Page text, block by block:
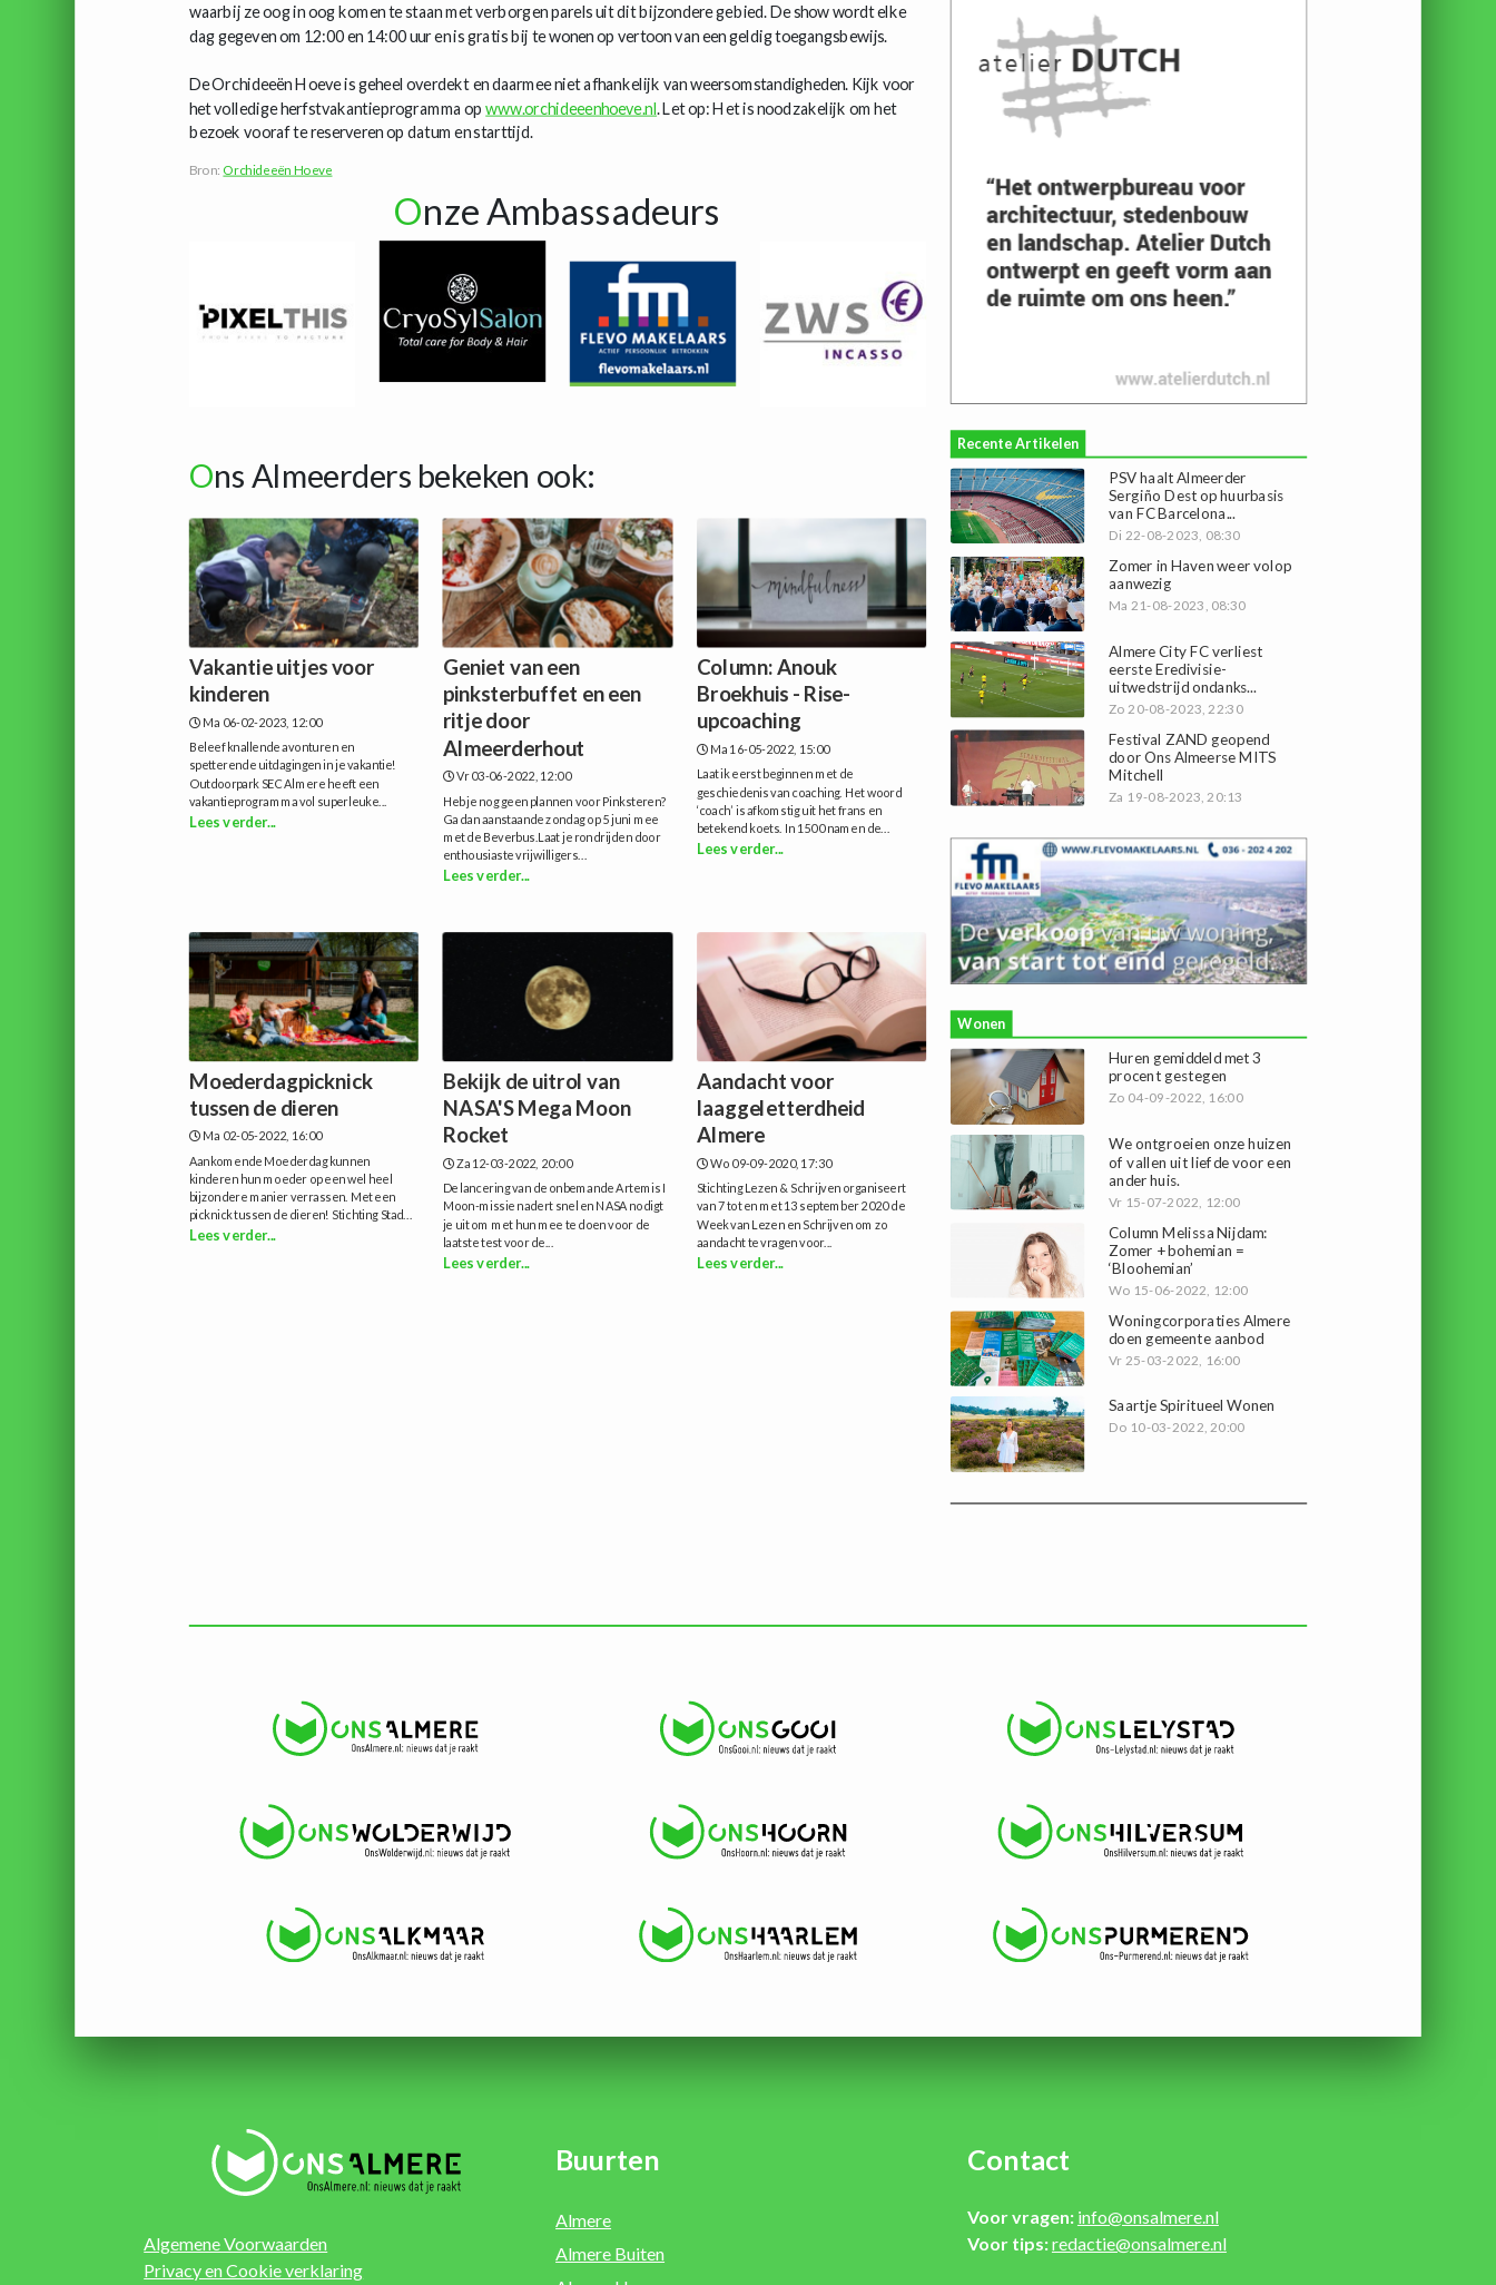
waarbij ze oog in oog komen te staan met verborgen parels uit dit bijzondere gebied. De show wordt elke
dag gegeven om 12:00 en 14:00 uur en is gratis bij te wonen op vertoon van een geldig toegangsbewijs.
De Orchideeën Hoeve is geheel overdekt en daarmee niet afhankelijk van weersomstandigheden. Kijk voor
het volledige herfstvakantieprogramma opwww.orchideeenhoeve.nl. Let op: Het is noodzakelijk om het
bezoek vooraf te reserveren op datum en starttijd.
Bron: Orchideeën Hoeve
Onze Ambassadeurs
Ons Almeerders bekeken ook:
Vakantie uitjes voor
kinderen
Ma 06-02-2023, 12:00
Beleef knallende avonturen en
spetterende uitdagingen in je vakantie!
Outdoorpark SEC Almere heeft een
vakantieprogramma vol superleuke...
Lees verder...
Geniet van een
pinksterbuffet en een
ritje door
Almeerderhout
Vr 03-06-2022, 12:00
Heb je nog geen plannen voor Pinksteren?
Ga dan aanstaande zondag op 5 juni mee
met de Beverbus.Laat je rondrijden door
enthousiaste vrijwilligers...
Lees verder...
Column: Anouk
Broekhuis - Rise-
upcoaching
Ma 16-05-2022, 15:00
Laat ik eerst beginnen met de
geschiedenis van coaching. Het woord
‘coach’ is afkomstig uit het frans en
betekend koets. In 1500 namen de...
Lees verder...
Moederdagpicknick
tussen de dieren
Ma 02-05-2022, 16:00
Aankomende Moederdag kunnen
kinderen hun moeder op een wel heel
bijzondere manier verrassen. Met een
picknick tussen de dieren! Stichting Stad...
Lees verder...
Bekijk de uitrol van
NASA'S Mega Moon
Rocket
Za 12-03-2022, 20:00
De lancering van de onbemande Artemis I
Moon-missie nadert snel en NASA nodigt
je uit om met hun mee te doen voor de
laatste test voor de...
Lees verder...
Aandacht voor
laaggeletterdheid
Almere
Wo 09-09-2020, 17:30
Stichting Lezen & Schrijven organiseert
van 7 tot en met 13 september 2020 de
Week van Lezen en Schrijven om zo
aandacht te vragen voor...
Lees verder...
Recente Artikelen
PSV haalt Almeerder
Sergiño Dest op huurbasis
van FC Barcelona...
Di 22-08-2023, 08:30
Zomer in Haven weer volop
aanwezig
Ma 21-08-2023, 08:30
Almere City FC verliest
eerste Eredivisie-
uitwedstrijd ondanks...
Zo 20-08-2023, 22:30
Festival ZAND geopend
door Ons Almeerse MITS
Mitchell
Za 19-08-2023, 20:13
Wonen
Huren gemiddeld met 3
procent gestegen
Zo 04-09-2022, 16:00
We ontgroeien onze huizen
of vallen uit liefde voor een
ander huis.
Vr 15-07-2022, 12:00
Column Melissa Nijdam:
Zomer + bohemian =
‘Bloohemian’
Wo 15-06-2022, 12:00
Woningcorporaties Almere
doen gemeente aanbod
Vr 25-03-2022, 16:00
Saartje Spiritueel Wonen
Do 10-03-2022, 20:00
Algemene Voorwaarden
Privacy en Cookie verklaring
Buurten
Almere
Almere Buiten
Contact
Voor vragen: info@onsalmere.nl
Voor tips:redactie@onsalmere.nl